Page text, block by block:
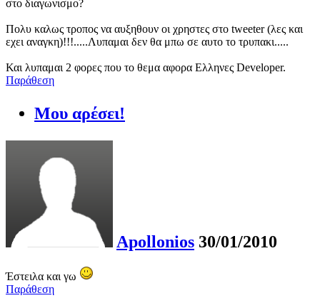
στο διαγωνισμο?
Πολυ καλως τροπος να αυξηθουν οι χρηστες στο tweeter (λες και
εχει αναγκη)!!!.....Λυπαμαι δεν θα μπω σε αυτο το τρυπακι.....
Και λυπαμαι 2 φορες που το θεμα αφορα Ελληνες Developer.
Παράθεση
Μου αρέσει!
Apollonios 30/01/2010
Έστειλα και γω
Παράθεση